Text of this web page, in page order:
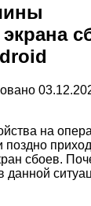
на
сбоев.
данной